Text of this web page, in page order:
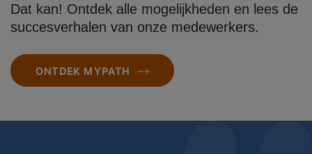
Dat kan! Ontdek alle mogelijkheden en lees de
succesverhalen van onze medewerkers.
ONTDEK MYPATH